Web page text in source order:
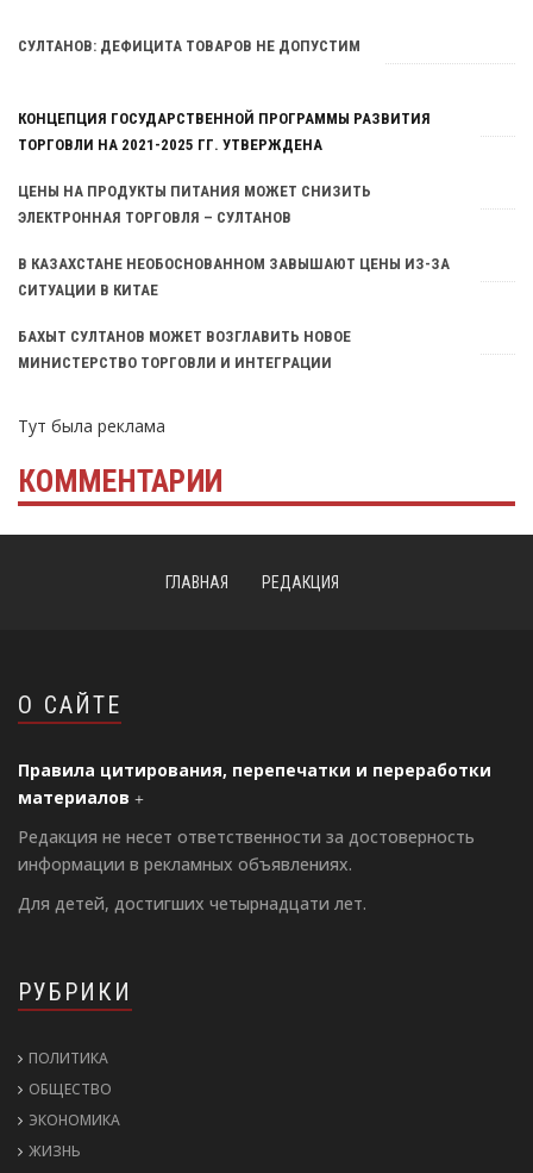
Тут была реклама
СУЛТАНОВ: ДЕФИЦИТА ТОВАРОВ НЕ ДОПУСТИМ
КОНЦЕПЦИЯ ГОСУДАРСТВЕННОЙ ПРОГРАММЫ РАЗВИТИЯ
ТОРГОВЛИ НА 2021-2025 ГГ. УТВЕРЖДЕНА
ЦЕНЫ НА ПРОДУКТЫ ПИТАНИЯ МОЖЕТ СНИЗИТЬ
ЭЛЕКТРОННАЯ ТОРГОВЛЯ – СУЛТАНОВ
В КАЗАХСТАНЕ НЕОБОСНОВАННОМ ЗАВЫШАЮТ ЦЕНЫ ИЗ-ЗА
СИТУАЦИИ В КИТАЕ
БАХЫТ СУЛТАНОВ МОЖЕТ ВОЗГЛАВИТЬ НОВОЕ
МИНИСТЕРСТВО ТОРГОВЛИ И ИНТЕГРАЦИИ
Тут была реклама
КОММЕНТАРИИ
ГЛАВНАЯ РЕДАКЦИЯ
О САЙТЕ
Правила цитирования, перепечатки и переработки
материалов
Редакция не несет ответственности за достоверность
информации в рекламных объявлениях.
Для детей, достигших четырнадцати лет.
РУБРИКИ
ПОЛИТИКА
ОБЩЕСТВО
ЭКОНОМИКА
ЖИЗНЬ